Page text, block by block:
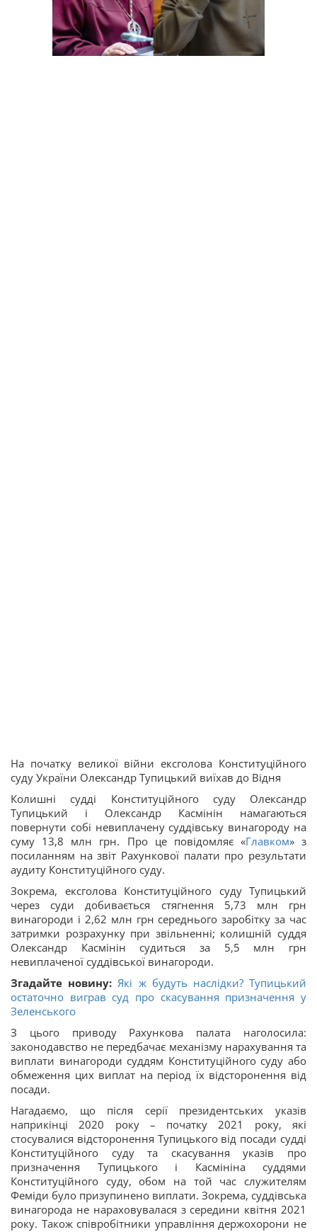
На початку великої війни ексголова Конституційного
суду України Олександр Тупицький виїхав до Відня
Колишні судді Конституційного суду Олександр
Тупицький і Олександр Касмінін намагаються
повернути собі невиплачену суддівську винагороду на
суму 13,8 млн грн. Про це повідомляє «Главком» з
посиланням на звіт Рахункової палати про результати
аудиту Конституційного суду.
Зокрема, ексголова Конституційного суду Тупицький
через суди добивається стягнення 5,73 млн грн
винагороди і 2,62 млн грн середнього заробітку за час
затримки розрахунку при звільненні; колишній суддя
Олександр Касмінін судиться за 5,5 млн грн
невиплаченої суддівської винагороди.
Згадайте новину: Які ж будуть наслідки? Тупицький
остаточно виграв суд про скасування призначення у
Зеленського
З цього приводу Рахункова палата наголосила:
законодавство не передбачає механізму нарахування та
виплати винагороди суддям Конституційного суду або
обмеження цих виплат на період їх відсторонення від
посади.
Нагадаємо, що після серії президентських указів
наприкінці 2020 року – початку 2021 року, які
стосувалися відсторонення Тупицького від посади судді
Конституційного суду та скасування указів про
призначення Тупицького і Касмініна суддями
Конституційного суду, обом на той час служителям
Феміди було призупинено виплати. Зокрема, суддівська
винагорода не нараховувалася з середини квітня 2021
року. Також співробітники управління держохорони не